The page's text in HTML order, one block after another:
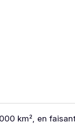
km², en